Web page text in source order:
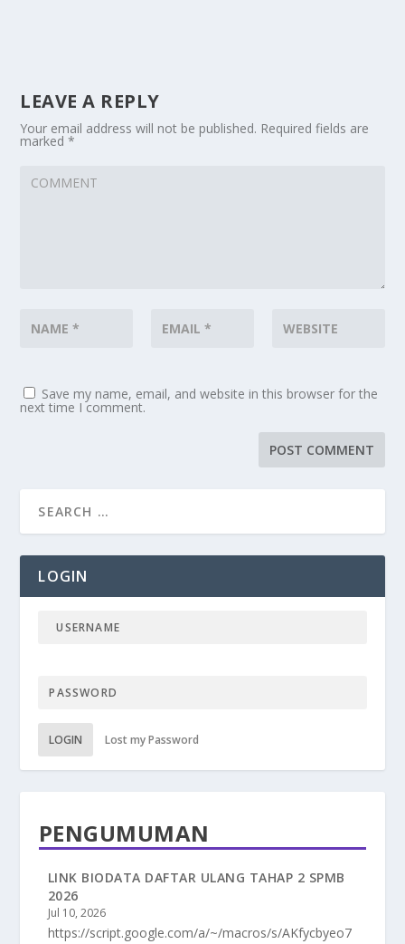
LEAVE A REPLY
Your email address will not be published. Required fields are
marked*
Save my name, email, and website in this browser for the
next time I comment.
LOGIN
LOGIN Lost my Password
PENGUMUMAN
LINK BIODATA DAFTAR ULANG TAHAP 2 SPMB
2026
Jul 10, 2026
https://script.google.com/a/~/macros/s/AKfycbyeo7